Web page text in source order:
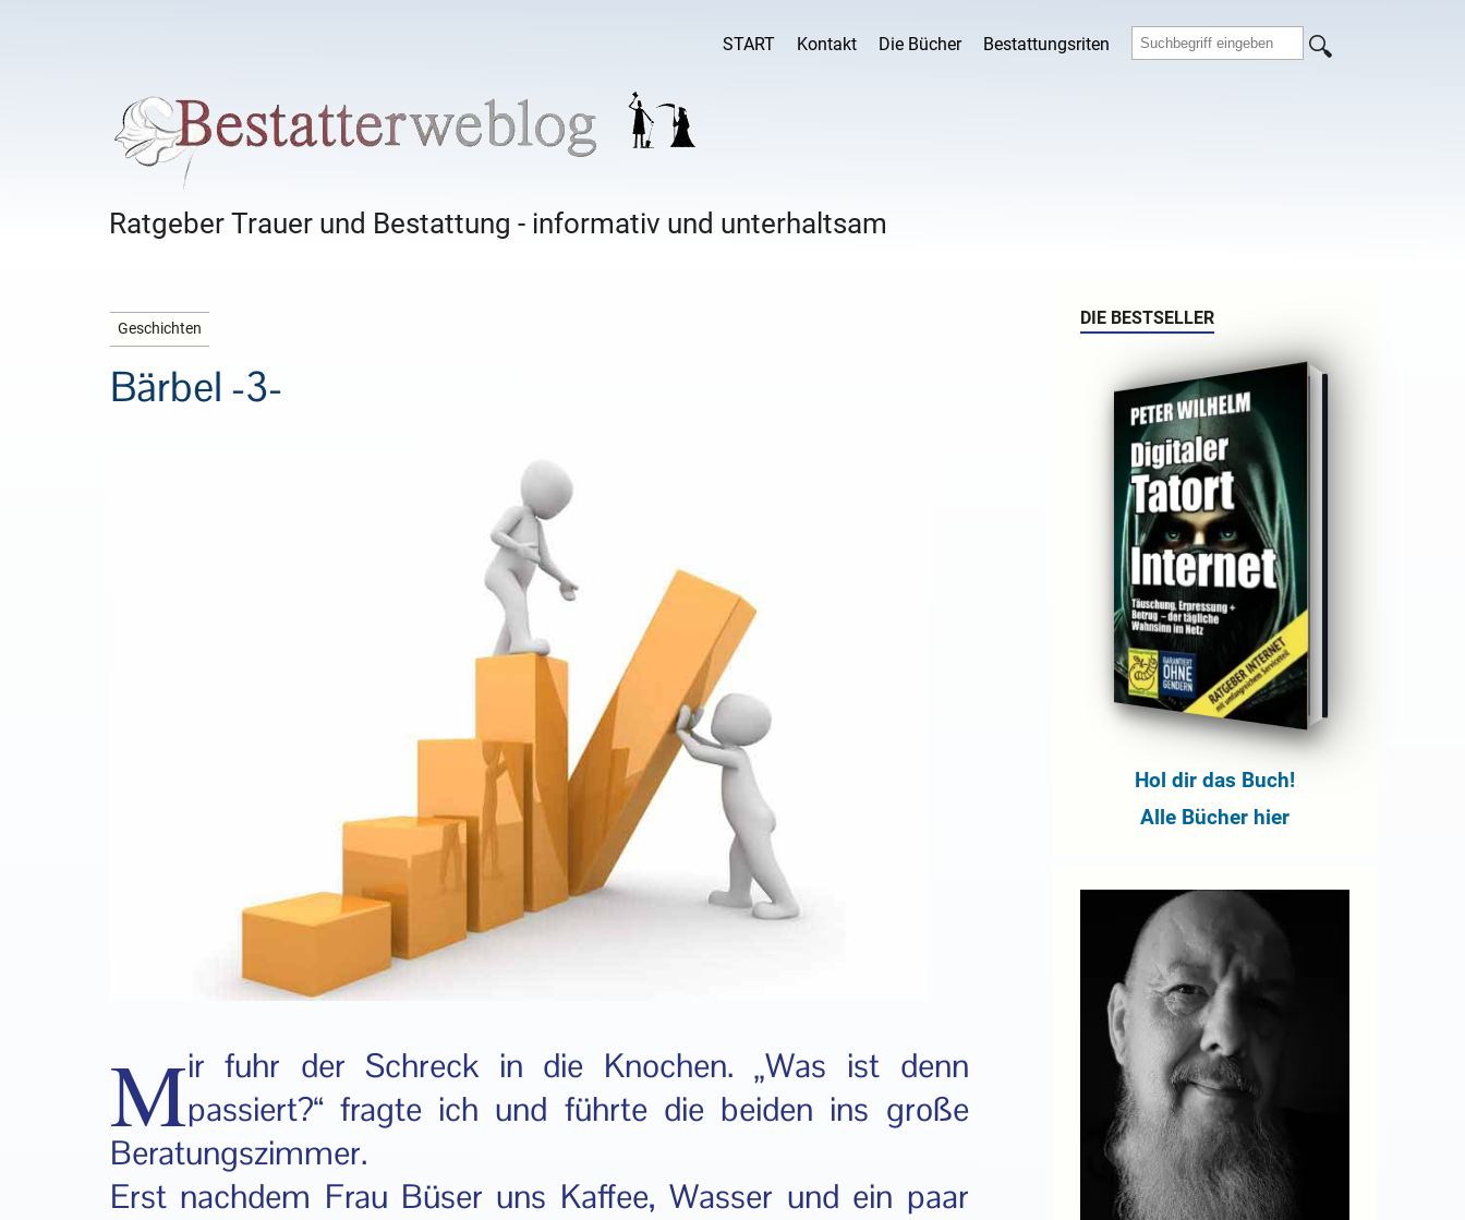
START Kontakt Die Bücher Bestattungsriten
Ratgeber Trauer und Bestattung - informativ und unterhaltsam
Geschichten
Bärbel -3-
Mir fuhr der Schreck in die Knochen. „Was ist denn
passiert?“ fragte ich und führte die beiden ins große
Beratungszimmer.
Erst nachdem Frau Büser uns Kaffee, Wasser und ein paar
DIE BESTSELLER
Hol dir das Buch!
Alle Bücher hier